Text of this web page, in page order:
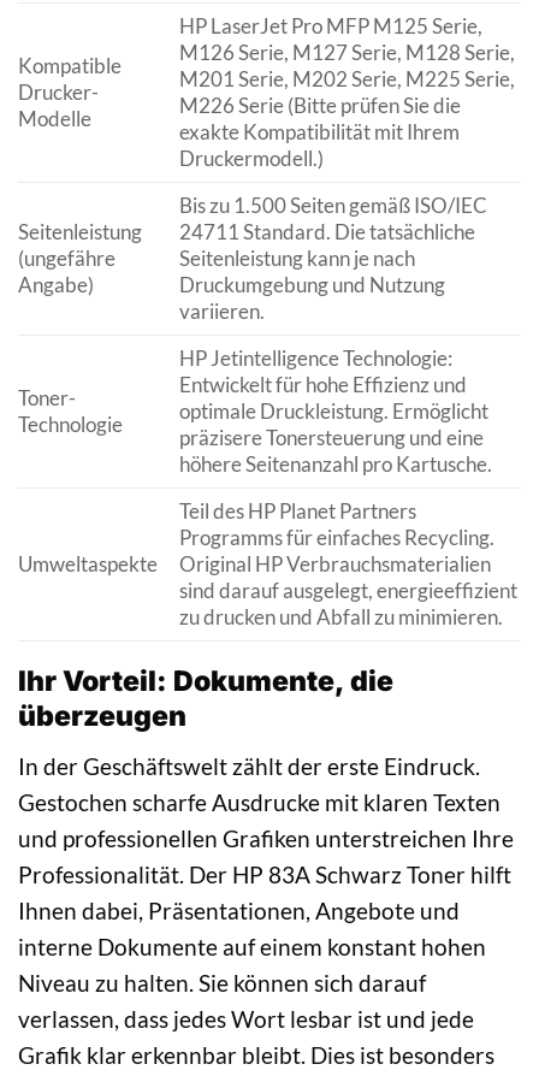
Kompatible
Drucker-
Modelle
HP LaserJet Pro MFP M125 Serie,
M126 Serie, M127 Serie, M128 Serie,
M201 Serie, M202 Serie, M225 Serie,
M226 Serie (Bitte prüfen Sie die
exakte Kompatibilität mit Ihrem
Druckermodell.)
Seitenleistung
(ungefähre
Angabe)
Bis zu 1.500 Seiten gemäß ISO/IEC
24711 Standard. Die tatsächliche
Seitenleistung kann je nach
Druckumgebung und Nutzung
variieren.
Toner-
Technologie
HP Jetintelligence Technologie:
Entwickelt für hohe Effizienz und
optimale Druckleistung. Ermöglicht
präzisere Tonersteuerung und eine
höhere Seitenanzahl pro Kartusche.
Umweltaspekte
Teil des HP Planet Partners
Programms für einfaches Recycling.
Original HP Verbrauchsmaterialien
sind darauf ausgelegt, energieeffizient
zu drucken und Abfall zu minimieren.
Ihr Vorteil: Dokumente, die
überzeugen
In der Geschäftswelt zählt der erste Eindruck.
Gestochen scharfe Ausdrucke mit klaren Texten
und professionellen Grafiken unterstreichen Ihre
Professionalität. Der HP 83A Schwarz Toner hilft
Ihnen dabei, Präsentationen, Angebote und
interne Dokumente auf einem konstant hohen
Niveau zu halten. Sie können sich darauf
verlassen, dass jedes Wort lesbar ist und jede
Grafik klar erkennbar bleibt. Dies ist besonders